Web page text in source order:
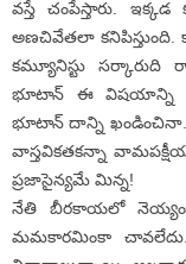
వస్తే చంపేస్తారు.
అణచివేతలా
కమ్యూనిస్టు సర్కారుది
భూటాన్‌ ఈ విషయాన్ని
భూటాన్‌ దాన్ని ఖండించినా..
వాస్తవికతకన్నా
ప్రజాసైన్యమే మిన్న!
నేతి బీరకాయలో
మమకారమింకా